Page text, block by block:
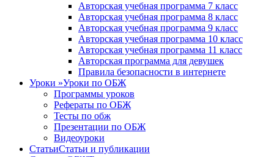
Авторская учебная программа 7 класс
Авторская учебная программа 8 класс
Авторская учебная программа 9 класс
Авторская учебная программа 10 класс
Авторская учебная программа 11 класс
Авторская программа для девушек
Правила безопасности в интернете
Уроки »Уроки по ОБЖ
Программы уроков
Рефераты по ОБЖ
Тесты по обж
Презентации по ОБЖ
Видеоуроки
СтатьиСтатьи и публикации